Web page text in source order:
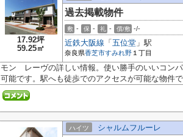
17.92坪
59.25㎡
過去掲載物件
敷 - 保 - 礼 - 償/敷 -/-
近鉄大阪線 「 五位堂 」駅
奈良県香芝市すみれ野 １丁目
モン レーヴの詳しい情報。使い勝手のいいコン
可能です。駅へも徒歩でのアクセスが可能な物件
ハイツ シャルムフルーレ